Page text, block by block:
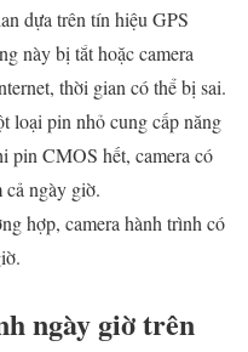
dựa trên tín hiệu GPS
này bị tắt hoặc camera
thời gian có thể bị sai.
loại pin nhỏ cung cấp năng
pin CMOS hết, camera có
cả ngày giờ.
hợp, camera hành trình có
ngày giờ trên